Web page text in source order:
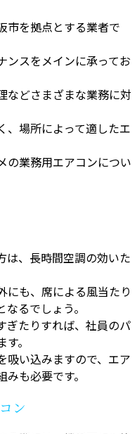
市を拠点とする業者で
ンスをメインに承ってお
などさまざまな業務に対
、場所によって適したエ
の業務用エアコンについ
は、長時間空調の効いた
にも、席による風当たり
るでしょう。
ぎたりすれば、社員のパ
。
吸い込みますので、エア
も必要です。
ン